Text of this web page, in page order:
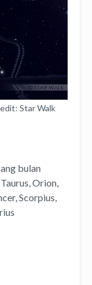
Star Walk
bulan
Orion,
Scorpius,